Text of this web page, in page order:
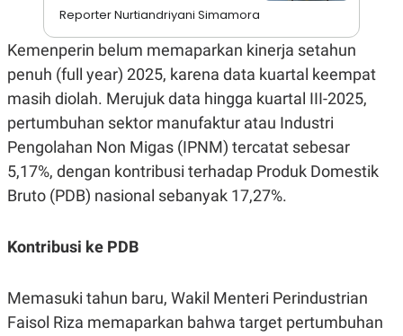
I
KANAL
U
S
T
T
A
M
A
E
O
N
T
I
P
S
Reporter Nurtiandriyani Simamora
Kemenperin belum memaparkan kinerja setahun
penuh (full year) 2025, karena data kuartal keempat
masih diolah. Merujuk data hingga kuartal III-2025,
pertumbuhan sektor manufaktur atau Industri
Pengolahan Non Migas (IPNM) tercatat sebesar
5,17%, dengan kontribusi terhadap Produk Domestik
Bruto (PDB) nasional sebanyak 17,27%.
Kontribusi ke PDB
Memasuki tahun baru, Wakil Menteri Perindustrian
Faisol Riza memaparkan bahwa target pertumbuhan